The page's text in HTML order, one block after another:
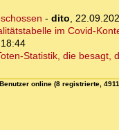
- dito,
im Covid-
Statistik, die besagt,
online (8 registrierte,